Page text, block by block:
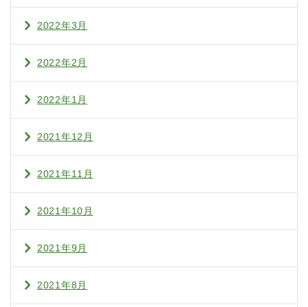
2022年3月
2022年2月
2022年1月
2021年12月
2021年11月
2021年10月
2021年9月
2021年8月